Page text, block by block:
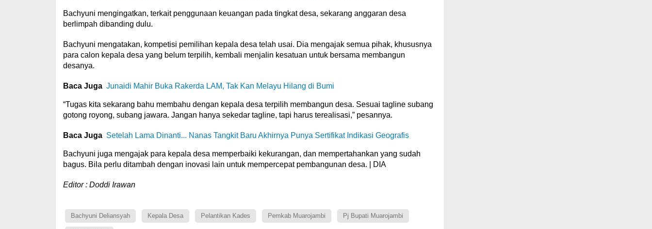
Bachyuni mengingatkan, terkait penggunaan keuangan pada tingkat desa, sekarang anggaran desa
berlimpah dibanding dulu.
Bachyuni mengatakan, kompetisi pemilihan kepala desa telah usai. Dia mengajak semua pihak, khususnya
para calon kepala desa yang belum terpilih, kembali menjalin kesatuan untuk bersama membangun
desanya.
Baca Juga Junaidi Mahir Buka Rakerda LAM, Tak Kan Melayu Hilang di Bumi
“Tugas kita sekarang bahu membahu dengan kepala desa terpilih membangun desa. Sesuai tagline subang
gotong royong, subang jawara. Jangan hanya sekedar tagline, tapi harus terealisasi,” pesannya.
Baca Juga Setelah Lama Dinanti... Nanas Tangkit Baru Akhirnya Punya Sertifikat Indikasi Geografis
Bachyuni juga mengajak para kepala desa memperbaiki kekurangan, dan mempertahankan yang sudah
bagus. Bila perlu ditambah dengan inovasi lain untuk mempercepat pembangunan desa. | DIA
Editor : Doddi Irawan
Bachyuni Deliansyah Kepala Desa Pelantikan Kades Pemkab Muarojambi Pj Bupati Muarojambi